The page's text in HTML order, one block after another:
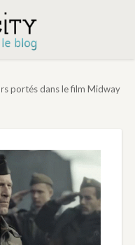
portés dans le film Midway